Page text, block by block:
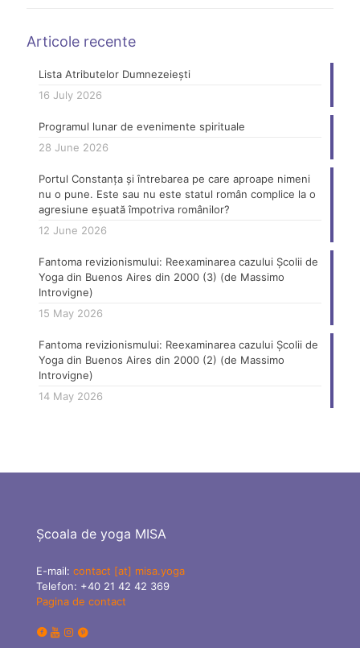
Articole recente
Lista Atributelor Dumnezeiești
16 July 2026
Programul lunar de evenimente spirituale
28 June 2026
Portul Constanța și întrebarea pe care aproape nimeni
nu o pune. Este sau nu este statul român complice la o
agresiune eșuată împotriva românilor?
12 June 2026
Fantoma revizionismului: Reexaminarea cazului Școlii de
Yoga din Buenos Aires din 2000 (3) (de Massimo
Introvigne)
15 May 2026
Fantoma revizionismului: Reexaminarea cazului Școlii de
Yoga din Buenos Aires din 2000 (2) (de Massimo
Introvigne)
14 May 2026
Școala de yoga MISA
E-mail: contact [at] misa.yoga
Telefon: +40 21 42 42 369
Pagina de contact